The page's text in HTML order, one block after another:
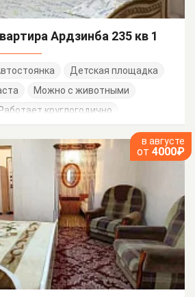
Ардзинба 235 кв 1
Детская площадка
Можно с животными
круглогодично
в августе
от 4000₽